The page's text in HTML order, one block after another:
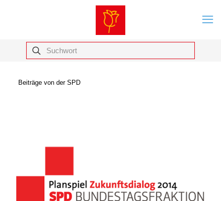
Beiträge von der SPD